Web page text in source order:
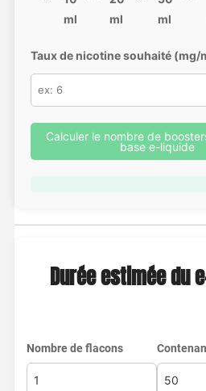
ml
ml
ml
Taux de nicotine souhaité (mg/
Calculer le nombre de
base e-liquide
Durée estimée du
Nombre de flacons